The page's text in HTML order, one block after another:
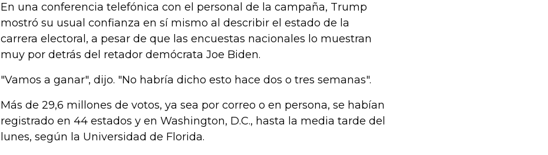
En una conferencia telefónica con el personal de la campaña, Trump
mostró su usual confianza en sí mismo al describir el estado de la
carrera electoral, a pesar de que las encuestas nacionales lo muestran
muy por detrás del retador demócrata Joe Biden.
"Vamos a ganar", dijo. "No habría dicho esto hace dos o tres semanas".
Más de 29,6 millones de votos, ya sea por correo o en persona, se habían
registrado en 44 estados y en Washington, D.C., hasta la media tarde del
lunes, según la Universidad de Florida.